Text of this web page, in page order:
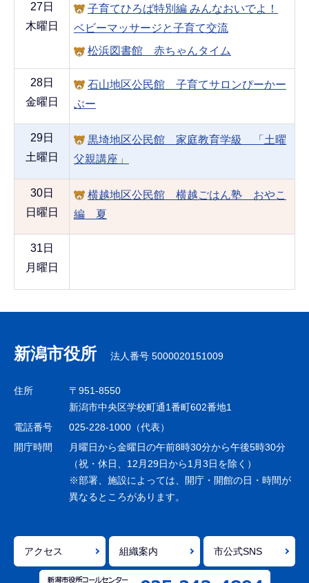
27日
木曜日
子育てひろば特別編 みんなおいでよ！
ベビーマッサージと子育て交流
松浜図書館 赤ちゃんタイム
28日
金曜日
石山地区公民館 子育てサロンぴーかー
ぶー
29日
土曜日
黒埼地区公民館 家庭教育学級 「土曜
父親講座」
30日
日曜日
横越地区公民館 横越ごはん塾 おやこ
編 夏
31日
月曜日
こ
こ
ま
新潟市役所 法人番号 5000020151009
住所
〒951-8550
新潟市中央区学校町通1番町602番地1
電話番号
025-228-1000（代表）
開庁時間
月曜日から金曜日の午前8時30分から午後5時30分
（祝・休日、12月29日から1月3日を除く）
※部署、施設によっては、開庁・開館の日・時間が
異なるところがあります。
アクセス 組織案内 市公式SNS